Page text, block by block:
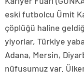
eski futbolcu Ümit
çöplüğü haline
yiyorlar, Türkiye
Adana, Mersin,
nüfusumuz var.